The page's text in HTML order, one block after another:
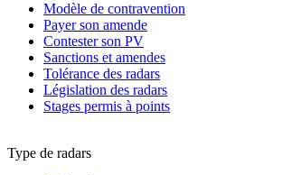
Modèle de contravention
Payer son amende
Contester son PV
Sanctions et amendes
Tolérance des radars
Législation des radars
Stages permis à points
Type de radars